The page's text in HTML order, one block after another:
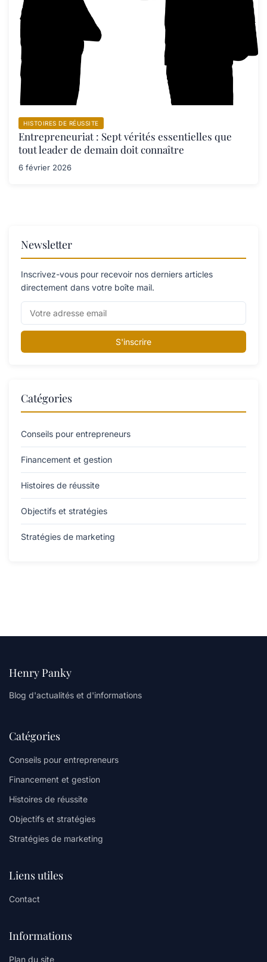
HISTOIRES DE RÉUSSITE
Entrepreneuriat : Sept vérités essentielles que
tout leader de demain doit connaître
6 février 2026
Newsletter
Inscrivez-vous pour recevoir nos derniers articles
directement dans votre boîte mail.
S'inscrire
Catégories
Conseils pour entrepreneurs
Financement et gestion
Histoires de réussite
Objectifs et stratégies
Stratégies de marketing
Henry Panky
Blog d'actualités et d'informations
Catégories
Conseils pour entrepreneurs
Financement et gestion
Histoires de réussite
Objectifs et stratégies
Stratégies de marketing
Liens utiles
Contact
Informations
Plan du site